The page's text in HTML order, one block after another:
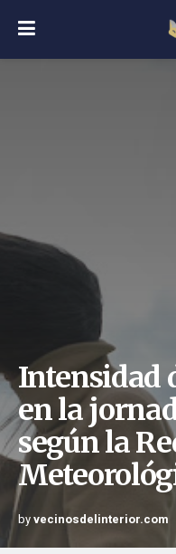
Intensidad
en la
según la
byvecinosdelinterior.com